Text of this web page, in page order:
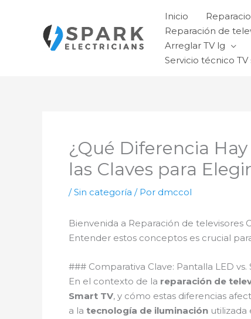
contenido
Inicio
Reparación de
Arreglar TV lg
Servicio técnico TV
¿Qué Diferencia
las Claves para
/Sin categoría / Por dmccol
Bienvenida a Reparación de televisores
Entender estos conceptos es crucial
### Comparativa Clave: Pantalla LED
En el contexto de la reparación de
Smart TV, y cómo estas diferencias
a la tecnología de iluminación utilizada